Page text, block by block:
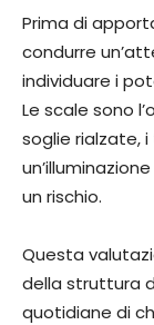
Prima di
condurre
individuare i
Le scale sono
soglie rialzate,
un rischio.
Questa
della struttura
quotidiane di